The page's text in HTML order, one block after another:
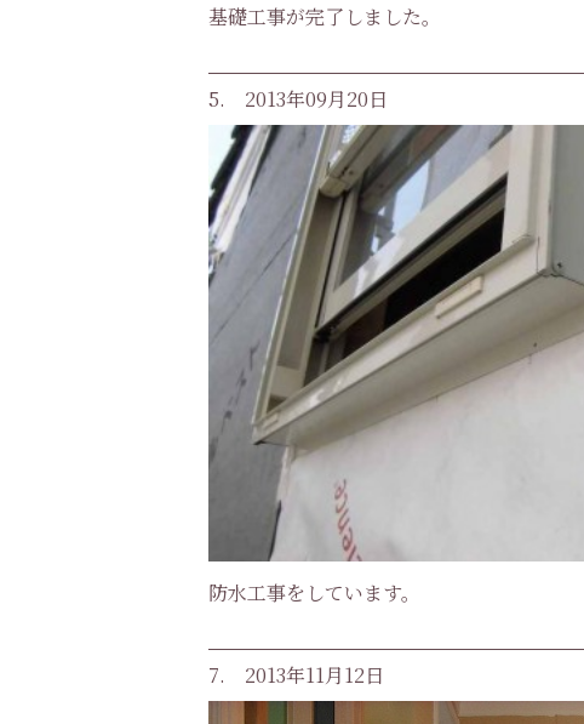
基礎工事が完了しました。
5. 2013年09月20日
防水工事をしています。
7. 2013年11月12日